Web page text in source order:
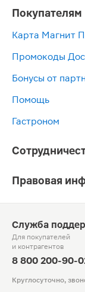
Покупателям
Карта Магнит
Промокоды
Бонусы от
Помощь
Гастроном
Правовая
Служба
Для покупателей
и контрагентов
8 800 200-90-
Круглосуточно,